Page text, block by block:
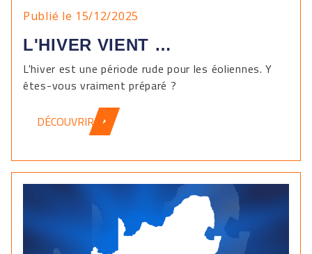
Publié le 15/12/2025
L'HIVER VIENT …
L'hiver est une période rude pour les éoliennes. Y
êtes-vous vraiment préparé ?
DÉCOUVRIR